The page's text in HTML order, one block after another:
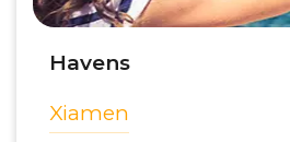
Havens
Xiamen